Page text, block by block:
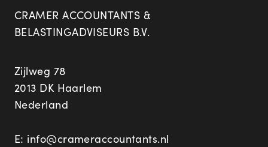
CRAMER ACCOUNTANTS &
BELASTINGADVISEURS B.V.
Zijlweg 78
2013 DK Haarlem
Nederland
E: info@crameraccountants.nl